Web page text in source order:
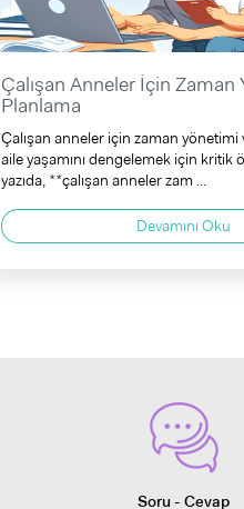
Çalışan Anneler İçin Zaman
Planlama
Çalışan anneler için zaman yönetimi
aile yaşamını dengelemek için kritik
yazıda, **çalışan anneler zam ...
Devamını Oku
Soru - Cevap